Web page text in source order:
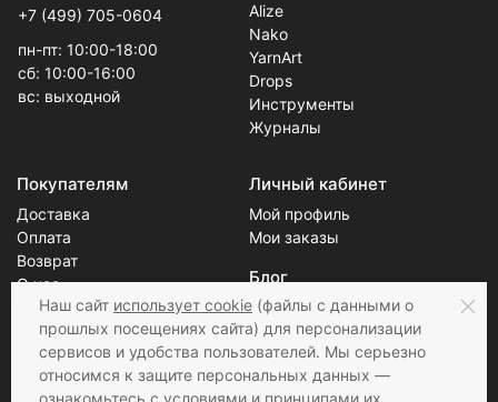
+7 (499) 705-0604
пн-пт: 10:00-18:00
сб: 10:00-16:00
вс: выходной
Alize
Nako
YarnArt
Drops
Инструменты
Журналы
Покупателям
Доставка
Оплата
Возврат
О нас
Скидки
Контакты
Личный кабинет
Мой профиль
Мои заказы
Блог
Новости
Статьи
Наш сайт использует cookie (файлы с данными о
прошлых посещениях сайта) для персонализации
сервисов и удобства пользователей. Мы серьезно
относимся к защите персональных данных —
ознакомьтесь с условиями и принципами их